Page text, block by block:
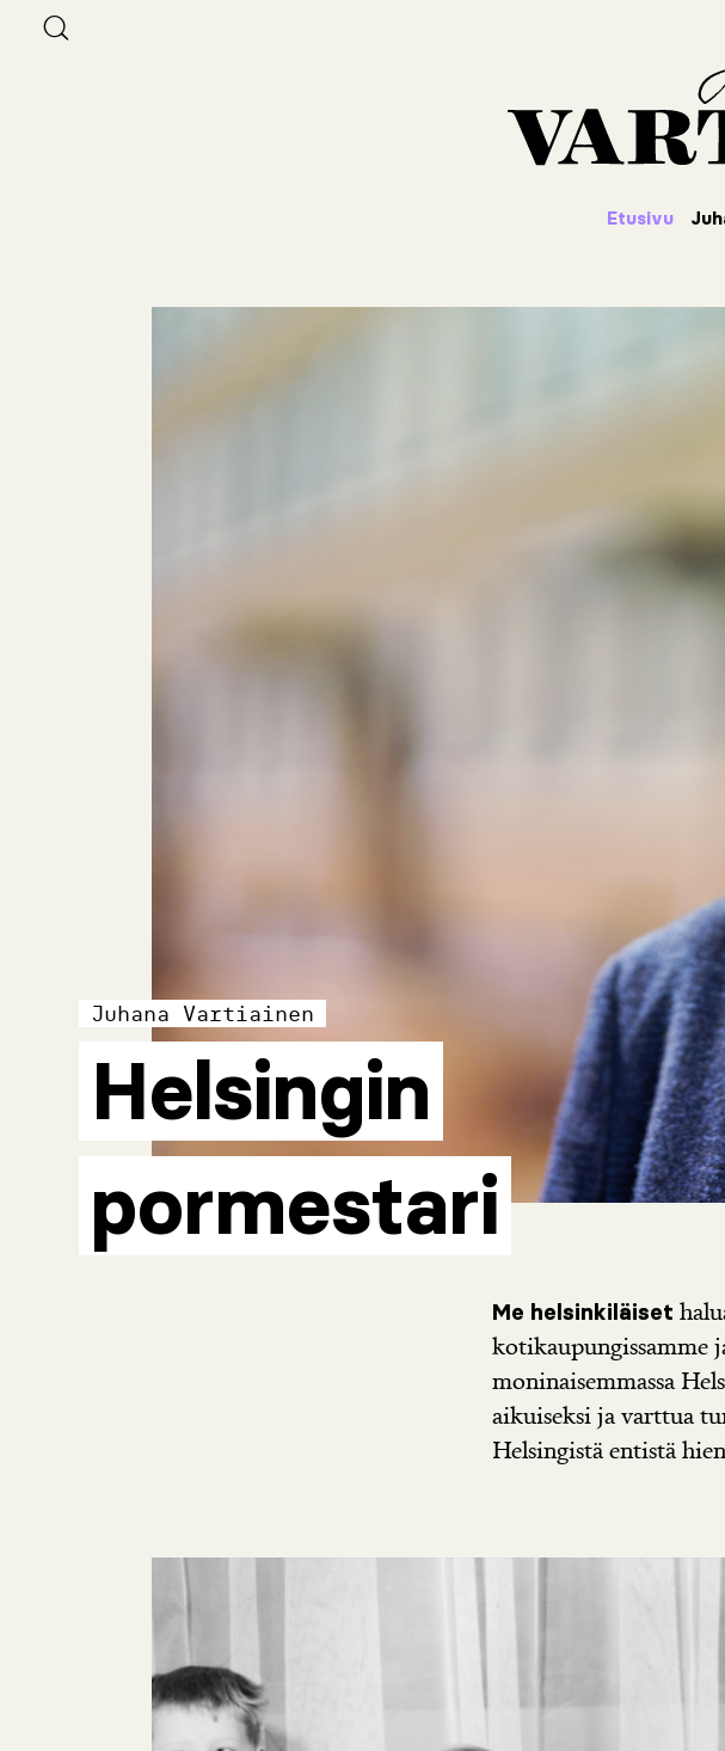
Etusivu
Juhana Vartiainen
Helsingin
pormestari
Me helsinkiläiset
kotikaupungissamme
moninaisemmassa
aikuiseksi ja varttua
Helsingistä entistä